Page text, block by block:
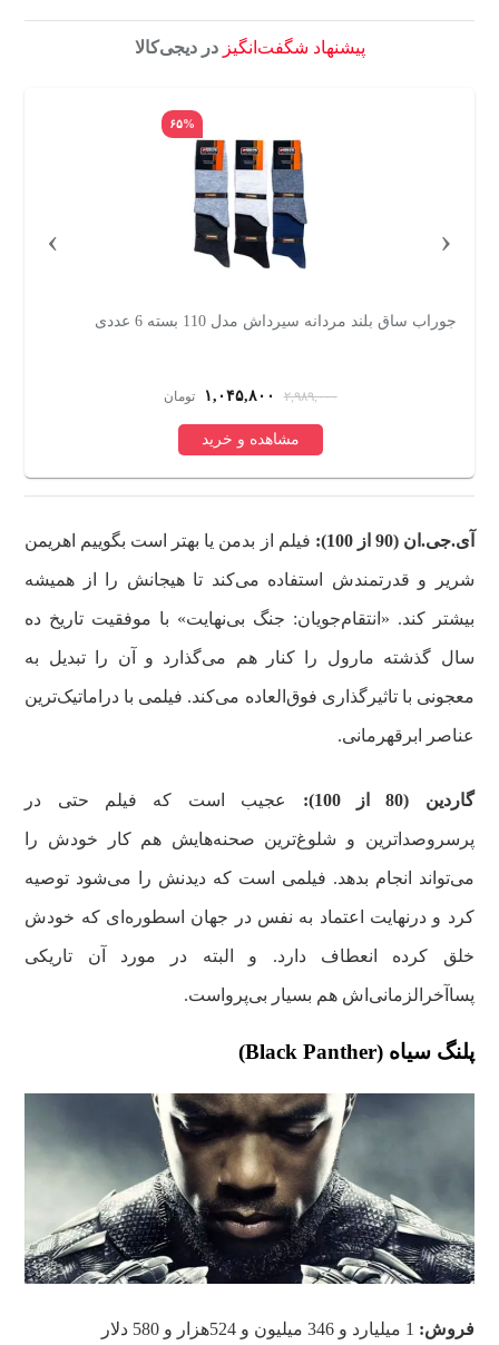
پیشنهاد شگفت‌انگیز در دیجی‌کالا
۶۵%
جوراب ساق بلند مردانه سیرداش مدل 110 بسته 6 عددی
۲,۹۸۹,۰۰۰ ۱,۰۴۵,۸۰۰ تومان
مشاهده و خرید
‹
›
آی.جی.ان (90 از 100): فیلم از بدمن یا بهتر است بگوییم اهریمن
شریر و قدرتمندش استفاده می‌کند تا هیجانش را از همیشه
بیشتر کند. «انتقام‌جویان: جنگ بی‌نهایت» با موفقیت تاریخ ده
سال گذشته مارول را کنار هم می‌گذارد و آن را تبدیل به
معجونی با تاثیرگذاری فوق‌العاده می‌کند. فیلمی با دراماتیک‌ترین
عناصر ابرقهرمانی.
گاردین (80 از 100): عجیب است که فیلم حتی در
پرسروصداترین و شلوغ‌ترین صحنه‌هایش هم کار خودش را
می‌تواند انجام بدهد. فیلمی است که دیدنش را می‌شود توصیه
کرد و درنهایت اعتماد به نفس در جهان اسطوره‌ای که خودش
خلق کرده انعطاف دارد. و البته در مورد آن تاریکی
پساآخرالزمانی‌اش هم بسیار بی‌پرواست.
پلنگ سیاه (Black Panther)
فروش: